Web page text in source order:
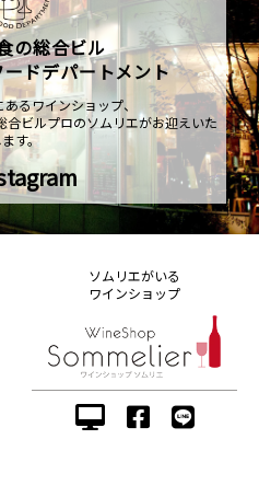
の総合ビル
ドデパートメント
るワインショップ、
合ビルプロのソムリエがお迎えいた
ます。
ソムリエがいる
ワインショップ